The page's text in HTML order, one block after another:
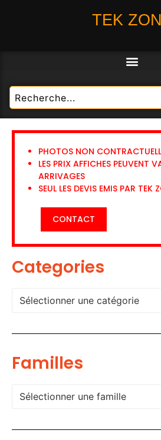
TEK
PHOTOS NON
LES PRIX AFFICHES PEUVENT
ARRIVAGES
SEUL LES DEVIS EMIS PAR TEK
CONTACT
Categories
Sélectionner une catégorie
Familles
Sélectionner une famille